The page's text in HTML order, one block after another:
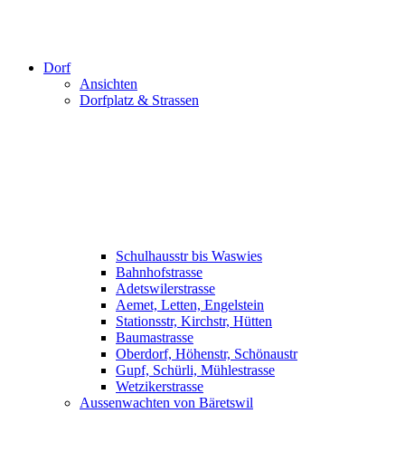
Dorf
Ansichten
Dorfplatz & Strassen
Schulhausstr bis Waswies
Bahnhofstrasse
Adetswilerstrasse
Aemet, Letten, Engelstein
Stationsstr, Kirchstr, Hütten
Baumastrasse
Oberdorf, Höhenstr, Schönaustr
Gupf, Schürli, Mühlestrasse
Wetzikerstrasse
Aussenwachten von Bäretswil